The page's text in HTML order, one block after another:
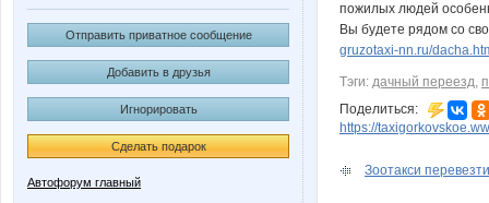
Отправить приватное сообщение
Добавить в друзья
Игнорировать
Сделать подарок
Автофорум главный
пожилых людей
Вы будете рядом со
gruzotaxi-nn.ru/
Тэги: дачный переезд,
Поделиться:
https://
Зоотакси